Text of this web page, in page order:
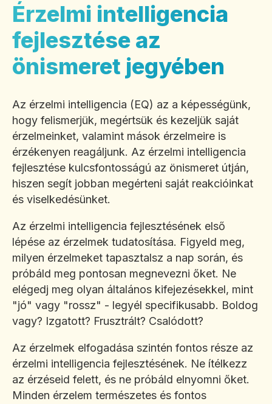
Érzelmi intelligencia
fejlesztése az
önismeret jegyében
Az érzelmi intelligencia (EQ) az a képességünk,
hogy felismerjük, megértsük és kezeljük saját
érzelmeinket, valamint mások érzelmeire is
érzékenyen reagáljunk. Az érzelmi intelligencia
fejlesztése kulcsfontosságú az önismeret útján,
hiszen segít jobban megérteni saját reakcióinkat
és viselkedésünket.
Az érzelmi intelligencia fejlesztésének első
lépése az érzelmek tudatosítása. Figyeld meg,
milyen érzelmeket tapasztalsz a nap során, és
próbáld meg pontosan megnevezni őket. Ne
elégedj meg olyan általános kifejezésekkel, mint
"jó" vagy "rossz" - legyél specifikusabb. Boldog
vagy? Izgatott? Frusztrált? Csalódott?
Az érzelmek elfogadása szintén fontos része az
érzelmi intelligencia fejlesztésének. Ne ítélkezz
az érzéseid felett, és ne próbáld elnyomni őket.
Minden érzelem természetes és fontos